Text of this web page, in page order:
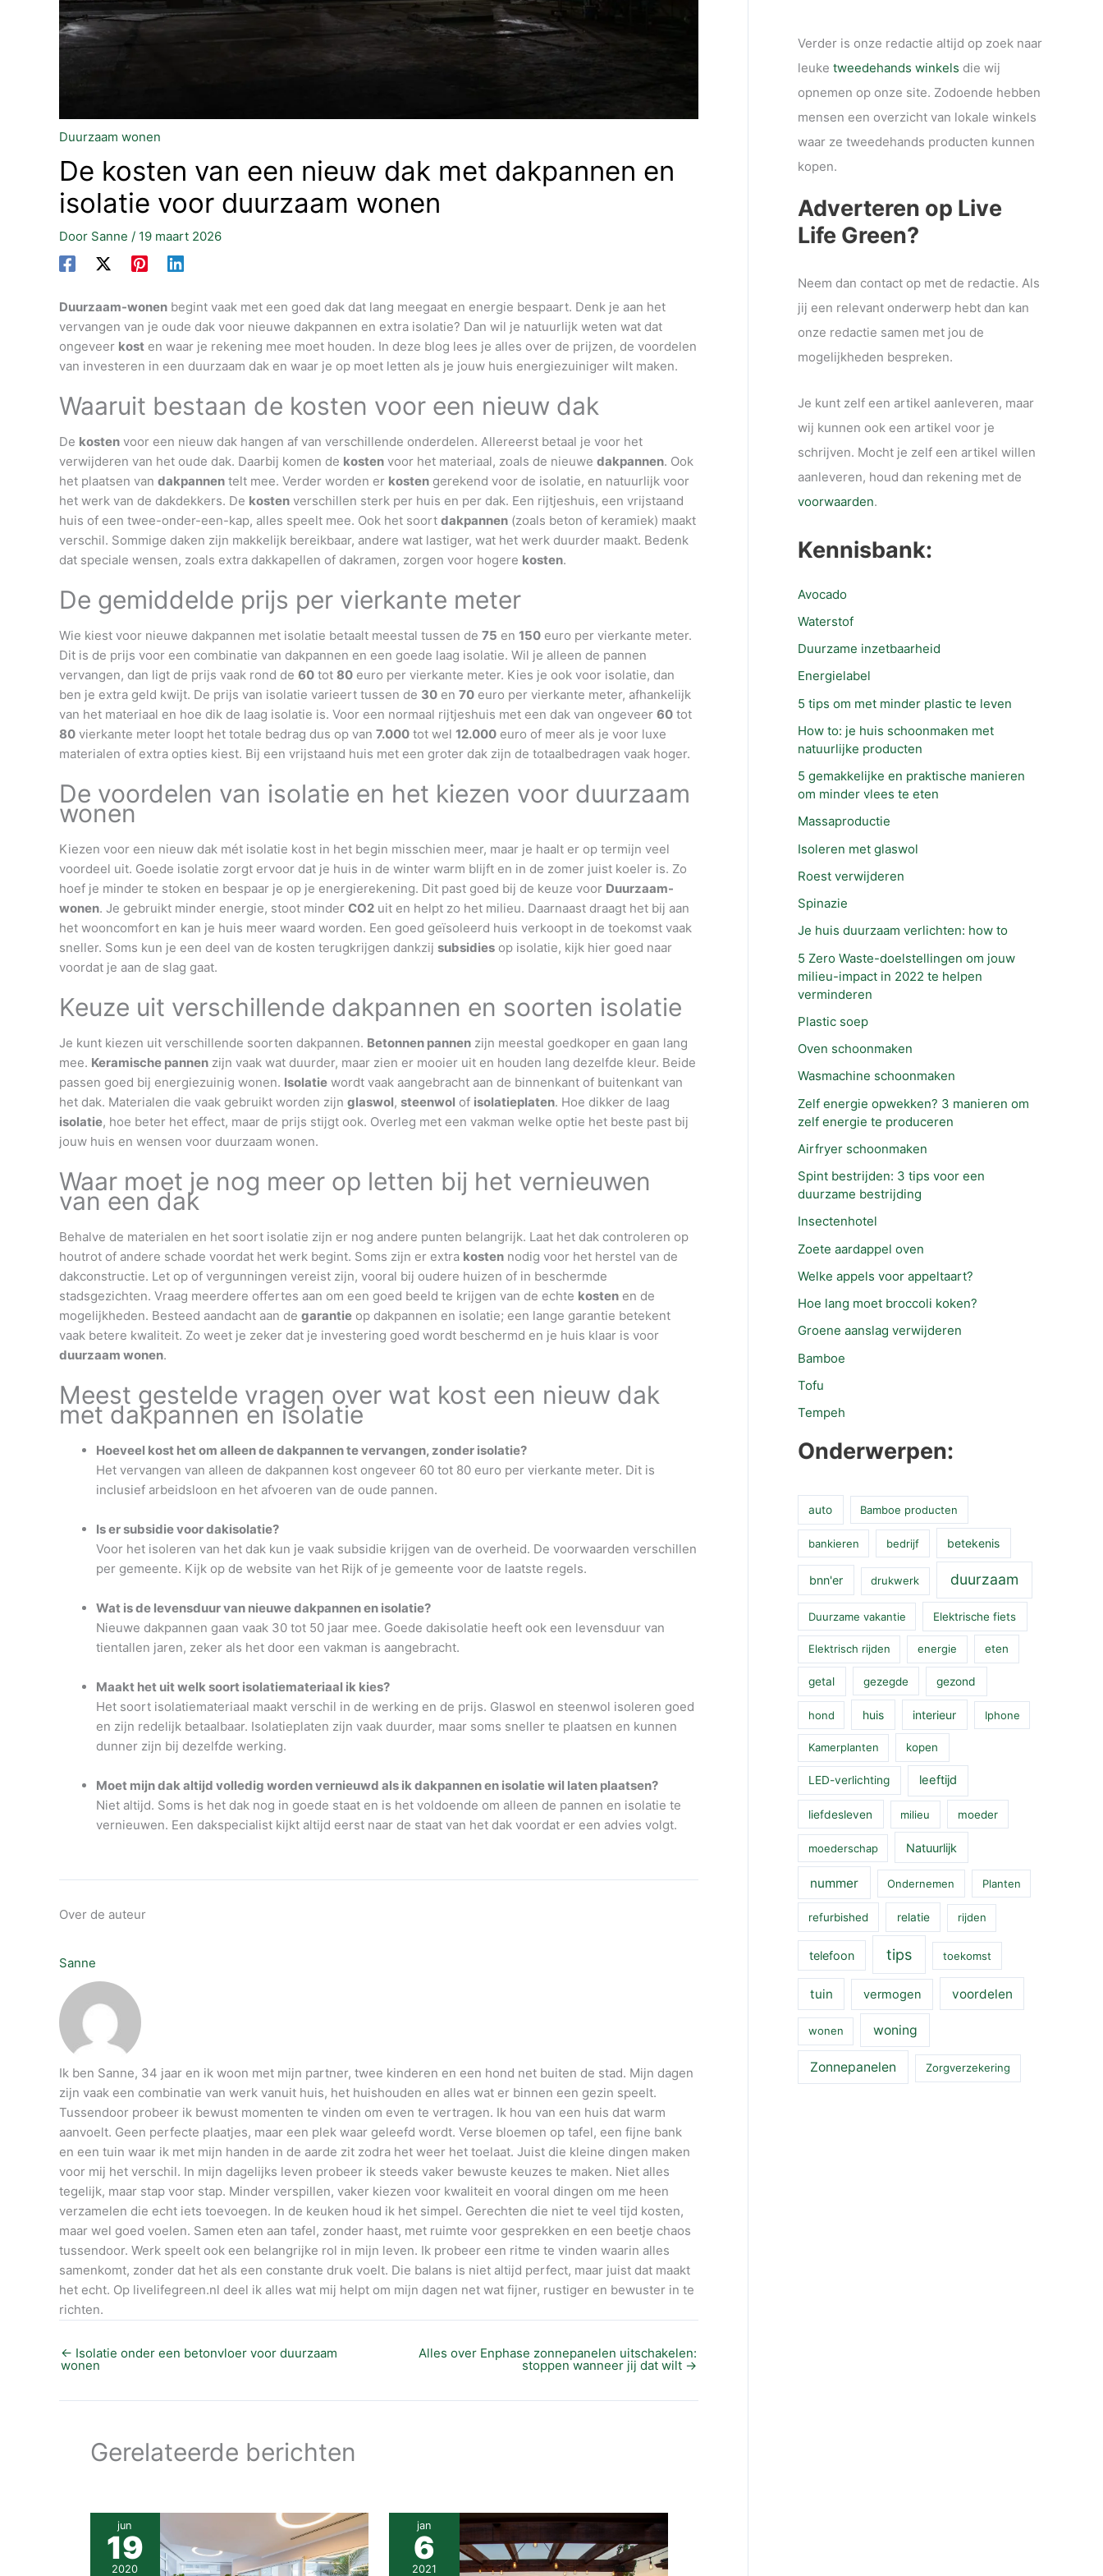
Duurzaam wonen
De kosten van een nieuw dak met dakpannen en
isolatie voor duurzaam wonen
Door Sanne / 19 maart 2026
Duurzaam-wonen begint vaak met een goed dak dat lang meegaat en energie bespaart. Denk je aan het
vervangen van je oude dak voor nieuwe dakpannen en extra isolatie? Dan wil je natuurlijk weten wat dat
ongeveer kost en waar je rekening mee moet houden. In deze blog lees je alles over de prijzen, de voordelen
van investeren in een duurzaam dak en waar je op moet letten als je jouw huis energiezuiniger wilt maken.
Waaruit bestaan de kosten voor een nieuw dak
De kosten voor een nieuw dak hangen af van verschillende onderdelen. Allereerst betaal je voor het
verwijderen van het oude dak. Daarbij komen de kosten voor het materiaal, zoals de nieuwe dakpannen. Ook
het plaatsen van dakpannen telt mee. Verder worden er kosten gerekend voor de isolatie, en natuurlijk voor
het werk van de dakdekkers. De kosten verschillen sterk per huis en per dak. Een rijtjeshuis, een vrijstaand
huis of een twee-onder-een-kap, alles speelt mee. Ook het soort dakpannen (zoals beton of keramiek) maakt
verschil. Sommige daken zijn makkelijk bereikbaar, andere wat lastiger, wat het werk duurder maakt. Bedenk
dat speciale wensen, zoals extra dakkapellen of dakramen, zorgen voor hogere kosten.
De gemiddelde prijs per vierkante meter
Wie kiest voor nieuwe dakpannen met isolatie betaalt meestal tussen de 75 en 150 euro per vierkante meter.
Dit is de prijs voor een combinatie van dakpannen en een goede laag isolatie. Wil je alleen de pannen
vervangen, dan ligt de prijs vaak rond de 60 tot 80 euro per vierkante meter. Kies je ook voor isolatie, dan
ben je extra geld kwijt. De prijs van isolatie varieert tussen de 30 en 70 euro per vierkante meter, afhankelijk
van het materiaal en hoe dik de laag isolatie is. Voor een normaal rijtjeshuis met een dak van ongeveer 60 tot
80 vierkante meter loopt het totale bedrag dus op van 7.000 tot wel 12.000 euro of meer als je voor luxe
materialen of extra opties kiest. Bij een vrijstaand huis met een groter dak zijn de totaalbedragen vaak hoger.
De voordelen van isolatie en het kiezen voor duurzaam
wonen
Kiezen voor een nieuw dak mét isolatie kost in het begin misschien meer, maar je haalt er op termijn veel
voordeel uit. Goede isolatie zorgt ervoor dat je huis in de winter warm blijft en in de zomer juist koeler is. Zo
hoef je minder te stoken en bespaar je op je energierekening. Dit past goed bij de keuze voor Duurzaam-
wonen. Je gebruikt minder energie, stoot minder CO2 uit en helpt zo het milieu. Daarnaast draagt het bij aan
het wooncomfort en kan je huis meer waard worden. Een goed geïsoleerd huis verkoopt in de toekomst vaak
sneller. Soms kun je een deel van de kosten terugkrijgen dankzij subsidies op isolatie, kijk hier goed naar
voordat je aan de slag gaat.
Keuze uit verschillende dakpannen en soorten isolatie
Je kunt kiezen uit verschillende soorten dakpannen. Betonnen pannen zijn meestal goedkoper en gaan lang
mee. Keramische pannen zijn vaak wat duurder, maar zien er mooier uit en houden lang dezelfde kleur. Beide
passen goed bij energiezuinig wonen. Isolatie wordt vaak aangebracht aan de binnenkant of buitenkant van
het dak. Materialen die vaak gebruikt worden zijn glaswol, steenwol of isolatieplaten. Hoe dikker de laag
isolatie, hoe beter het effect, maar de prijs stijgt ook. Overleg met een vakman welke optie het beste past bij
jouw huis en wensen voor duurzaam wonen.
Waar moet je nog meer op letten bij het vernieuwen
van een dak
Behalve de materialen en het soort isolatie zijn er nog andere punten belangrijk. Laat het dak controleren op
houtrot of andere schade voordat het werk begint. Soms zijn er extra kosten nodig voor het herstel van de
dakconstructie. Let op of vergunningen vereist zijn, vooral bij oudere huizen of in beschermde
stadsgezichten. Vraag meerdere offertes aan om een goed beeld te krijgen van de echte kosten en de
mogelijkheden. Besteed aandacht aan de garantie op dakpannen en isolatie; een lange garantie betekent
vaak betere kwaliteit. Zo weet je zeker dat je investering goed wordt beschermd en je huis klaar is voor
duurzaam wonen.
Meest gestelde vragen over wat kost een nieuw dak
met dakpannen en isolatie
Hoeveel kost het om alleen de dakpannen te vervangen, zonder isolatie?
Het vervangen van alleen de dakpannen kost ongeveer 60 tot 80 euro per vierkante meter. Dit is
inclusief arbeidsloon en het afvoeren van de oude pannen.
Is er subsidie voor dakisolatie?
Voor het isoleren van het dak kun je vaak subsidie krijgen van de overheid. De voorwaarden verschillen
per gemeente. Kijk op de website van het Rijk of je gemeente voor de laatste regels.
Wat is de levensduur van nieuwe dakpannen en isolatie?
Nieuwe dakpannen gaan vaak 30 tot 50 jaar mee. Goede dakisolatie heeft ook een levensduur van
tientallen jaren, zeker als het door een vakman is aangebracht.
Maakt het uit welk soort isolatiemateriaal ik kies?
Het soort isolatiemateriaal maakt verschil in de werking en de prijs. Glaswol en steenwol isoleren goed
en zijn redelijk betaalbaar. Isolatieplaten zijn vaak duurder, maar soms sneller te plaatsen en kunnen
dunner zijn bij dezelfde werking.
Moet mijn dak altijd volledig worden vernieuwd als ik dakpannen en isolatie wil laten plaatsen?
Niet altijd. Soms is het dak nog in goede staat en is het voldoende om alleen de pannen en isolatie te
vernieuwen. Een dakspecialist kijkt altijd eerst naar de staat van het dak voordat er een advies volgt.
Over de auteur
Sanne
Ik ben Sanne, 34 jaar en ik woon met mijn partner, twee kinderen en een hond net buiten de stad. Mijn dagen
zijn vaak een combinatie van werk vanuit huis, het huishouden en alles wat er binnen een gezin speelt.
Tussendoor probeer ik bewust momenten te vinden om even te vertragen. Ik hou van een huis dat warm
aanvoelt. Geen perfecte plaatjes, maar een plek waar geleefd wordt. Verse bloemen op tafel, een fijne bank
en een tuin waar ik met mijn handen in de aarde zit zodra het weer het toelaat. Juist die kleine dingen maken
voor mij het verschil. In mijn dagelijks leven probeer ik steeds vaker bewuste keuzes te maken. Niet alles
tegelijk, maar stap voor stap. Minder verspillen, vaker kiezen voor kwaliteit en vooral dingen om me heen
verzamelen die echt iets toevoegen. In de keuken houd ik het simpel. Gerechten die niet te veel tijd kosten,
maar wel goed voelen. Samen eten aan tafel, zonder haast, met ruimte voor gesprekken en een beetje chaos
tussendoor. Werk speelt ook een belangrijke rol in mijn leven. Ik probeer een ritme te vinden waarin alles
samenkomt, zonder dat het als een constante druk voelt. Die balans is niet altijd perfect, maar juist dat maakt
het echt. Op livelifegreen.nl deel ik alles wat mij helpt om mijn dagen net wat fijner, rustiger en bewuster in te
richten.
← Isolatie onder een betonvloer voor duurzaam
wonen
Alles over Enphase zonnepanelen uitschakelen:
stoppen wanneer jij dat wilt →
Gerelateerde berichten
jun
19
2020
jan
6
2021
Verder is onze redactie altijd op zoek naar
leuke tweedehands winkels die wij
opnemen op onze site. Zodoende hebben
mensen een overzicht van lokale winkels
waar ze tweedehands producten kunnen
kopen.
Adverteren op Live
Life Green?
Neem dan contact op met de redactie. Als
jij een relevant onderwerp hebt dan kan
onze redactie samen met jou de
mogelijkheden bespreken.
Je kunt zelf een artikel aanleveren, maar
wij kunnen ook een artikel voor je
schrijven. Mocht je zelf een artikel willen
aanleveren, houd dan rekening met de
voorwaarden.
Kennisbank:
Avocado
Waterstof
Duurzame inzetbaarheid
Energielabel
5 tips om met minder plastic te leven
How to: je huis schoonmaken met
natuurlijke producten
5 gemakkelijke en praktische manieren
om minder vlees te eten
Massaproductie
Isoleren met glaswol
Roest verwijderen
Spinazie
Je huis duurzaam verlichten: how to
5 Zero Waste-doelstellingen om jouw
milieu-impact in 2022 te helpen
verminderen
Plastic soep
Oven schoonmaken
Wasmachine schoonmaken
Zelf energie opwekken? 3 manieren om
zelf energie te produceren
Airfryer schoonmaken
Spint bestrijden: 3 tips voor een
duurzame bestrijding
Insectenhotel
Zoete aardappel oven
Welke appels voor appeltaart?
Hoe lang moet broccoli koken?
Groene aanslag verwijderen
Bamboe
Tofu
Tempeh
Onderwerpen:
auto Bamboe producten
bankieren bedrijf betekenis
bnn'er drukwerk duurzaam
Duurzame vakantie Elektrische fiets
Elektrisch rijden energie eten
getal gezegde gezond
hond huis interieur Iphone
Kamerplanten kopen
LED-verlichting leeftijd
liefdesleven milieu moeder
moederschap Natuurlijk
nummer Ondernemen Planten
refurbished relatie rijden
telefoon tips toekomst
tuin vermogen voordelen
wonen woning
Zonnepanelen Zorgverzekering